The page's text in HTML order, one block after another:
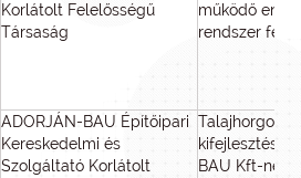
Korlátolt Felelősségű
Társaság
működő
rendszer
ADORJÁN-BAU Építőipari
Kereskedelmi és
Szolgáltató Korlátolt
Talajhorgony
kifejlesztése
BAU Kft-nél